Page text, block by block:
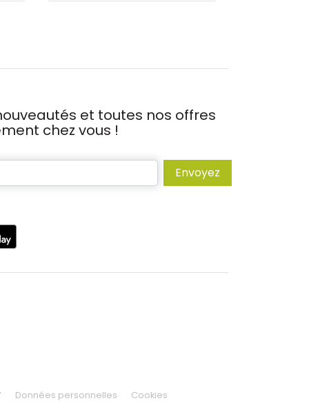
et toutes nos offres
chez vous !
Envoyez
Données personnelles Cookies